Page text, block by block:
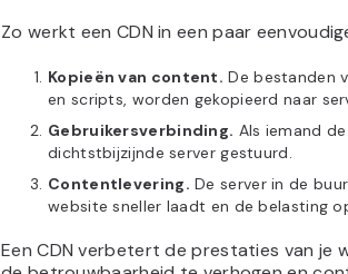
Zo werkt een CDN in een paar
Kopieën van content. De bestanden
en scripts, worden gekopieerd naar
Gebruikersverbinding. Als iemand
dichtstbijzijnde server gestuurd.
Contentlevering. De server in de
website sneller laadt en de belasting
Een CDN verbetert de prestaties van je